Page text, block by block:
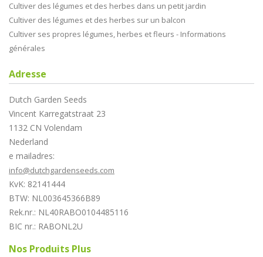
Cultiver des légumes et des herbes dans un petit jardin
Cultiver des légumes et des herbes sur un balcon
Cultiver ses propres légumes, herbes et fleurs - Informations
générales
Adresse
Dutch Garden Seeds
Vincent Karregatstraat 23
1132 CN Volendam
Nederland
e mailadres:
info@dutchgardenseeds.com
KvK: 82141444
BTW: NL003645366B89
Rek.nr.: NL40RABO0104485116
BIC nr.: RABONL2U
Nos Produits Plus